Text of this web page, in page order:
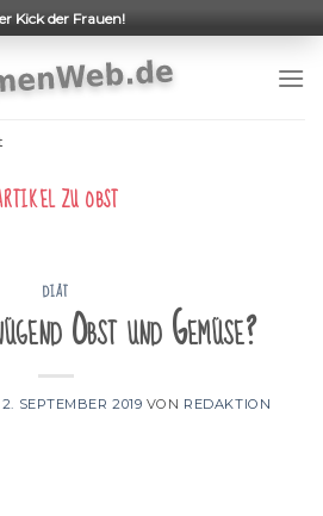
Kick der Frauen!
ZUOBST
DIÄT
Obst und Gemüse?
2. SEPTEMBER 2019 VON REDAKTION